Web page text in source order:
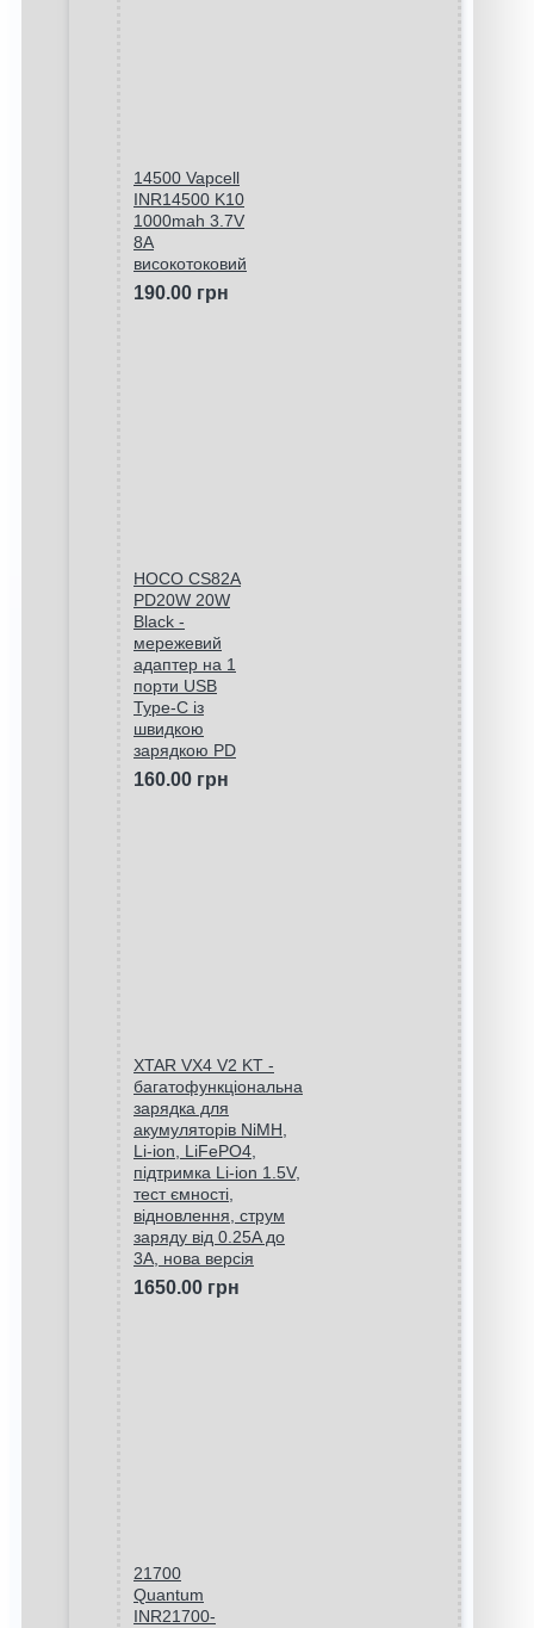
14500 Vapcell
INR14500 K10
1000mah 3.7V
8A
високотоковий
190.00 грн
HOCO CS82A
PD20W 20W
Black -
мережевий
адаптер на 1
порти USB
Type-C із
швидкою
зарядкою PD
160.00 грн
XTAR VX4 V2 KT -
багатофункціональна
зарядка для
акумуляторів NiMH,
Li-ion, LiFePO4,
підтримка Li-ion 1.5V,
тест ємності,
відновлення, струм
заряду від 0.25A до
3A, нова версія
1650.00 грн
21700
Quantum
INR21700-